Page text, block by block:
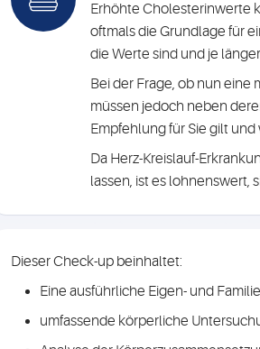
Erhöhte Cholesterinwerte
oftmals die Grundlage für
die Werte sind und je
Bei der Frage, ob nun
müssen jedoch neben
Empfehlung für Sie gilt und
Da Herz-Kreislauf-
lassen, ist es lohnenswert,
Dieser Check-up beinhaltet:
Eine ausführliche Eigen- und
umfassende körperliche